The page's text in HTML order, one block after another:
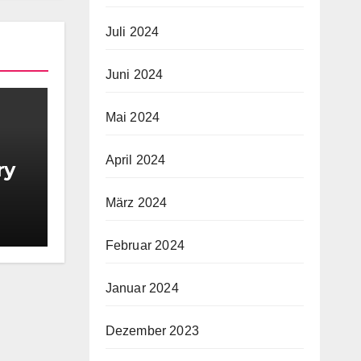
Juli 2024
Juni 2024
Mai 2024
April 2024
März 2024
Februar 2024
Januar 2024
Dezember 2023